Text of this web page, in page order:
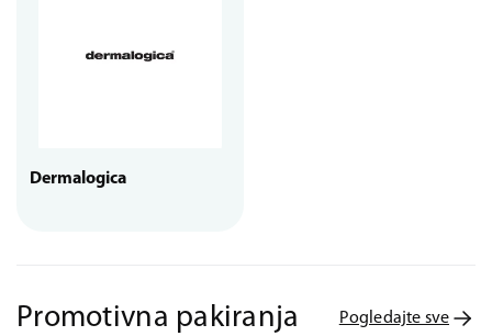
Dermalogica
Promotivna pakiranja Pogledajte sve